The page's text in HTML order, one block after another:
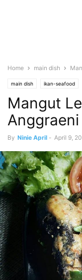
Home main dish
main dish ikan-seafood
Mangut
Anggraeni
By Ninie April - April 9,